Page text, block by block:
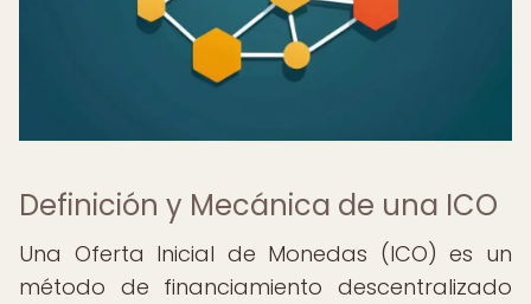
Definición y Mecánica de una ICO
Una Oferta Inicial de Monedas (ICO) es un
método de financiamiento descentralizado